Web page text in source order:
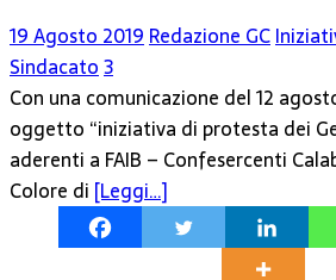
19 Agosto 2019Redazione GC
Sindacato3
Con una comunicazione del 12
oggetto “iniziativa di protesta dei
aderenti a FAIB – Confesercenti
Colore di [Leggi…]